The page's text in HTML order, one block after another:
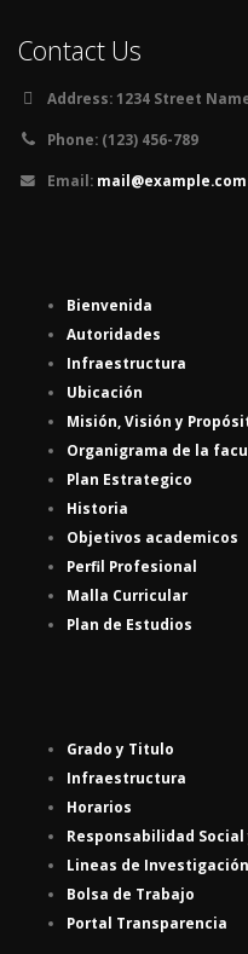
Contact Us
Address: 1234 Street
Phone: (123) 456-789
Email: mail@example.com
Bienvenida
Autoridades
Infraestructura
Ubicación
Misión, Visión y
Organigrama de la
Plan Estrategico
Historia
Objetivos academicos
Perfil Profesional
Malla Curricular
Plan de Estudios
Grado y Titulo
Infraestructura
Horarios
Responsabilidad Social
Lineas de Investigación
Bolsa de Trabajo
Portal Transparencia